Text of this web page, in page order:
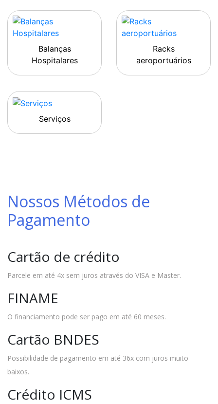
Balanças
Hospitalares
Racks
aeroportuários
Serviços
Nossos Métodos de
Pagamento
Cartão de crédito
Parcele em até 4x sem juros através do VISA e Master.
FINAME
O financiamento pode ser pago em até 60 meses.
Cartão BNDES
Possibilidade de pagamento em até 36x com juros muito
baixos.
Crédito ICMS